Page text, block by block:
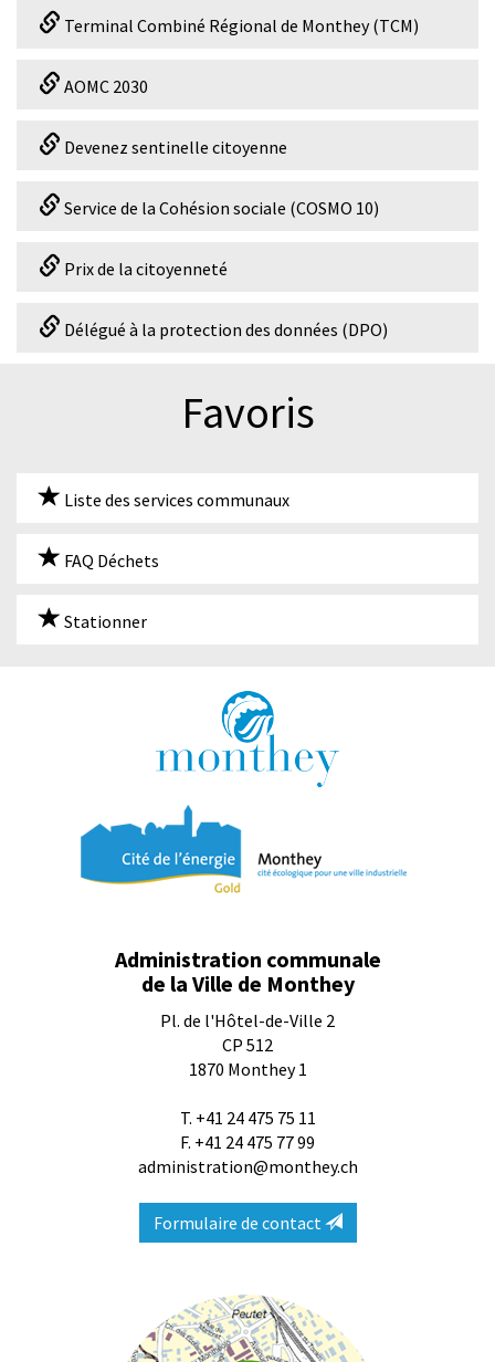
Terminal Combiné Régional de Monthey (TCM)
AOMC 2030
Devenez sentinelle citoyenne
Service de la Cohésion sociale (COSMO 10)
Prix de la citoyenneté
Délégué à la protection des données (DPO)
Favoris
Liste des services communaux
FAQ Déchets
Stationner
Administration communale
de la Ville de Monthey
Pl. de l'Hôtel-de-Ville 2
CP 512
1870 Monthey 1
T. +41 24 475 75 11
F. +41 24 475 77 99
administration@monthey.ch
Formulaire de contact